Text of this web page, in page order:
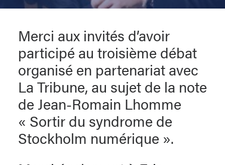
Merci aux invités d’avoir
participé au troisième débat
organisé en partenariat avec
La Tribune, au sujet de la note
de Jean-Romain Lhomme
« Sortir du syndrome de
Stockholm numérique ».